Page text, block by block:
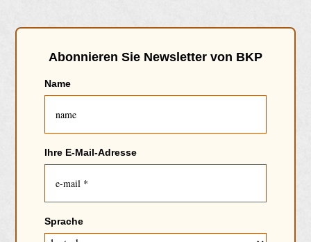
Abonnieren Sie Newsletter von BKP
Name
Ihre E-Mail-Adresse
Sprache